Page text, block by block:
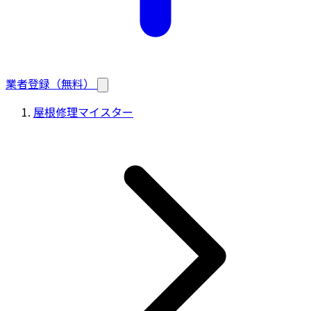
業者登録（無料）
屋根修理マイスター